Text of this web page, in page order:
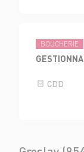
BOUCHERIE
CDD